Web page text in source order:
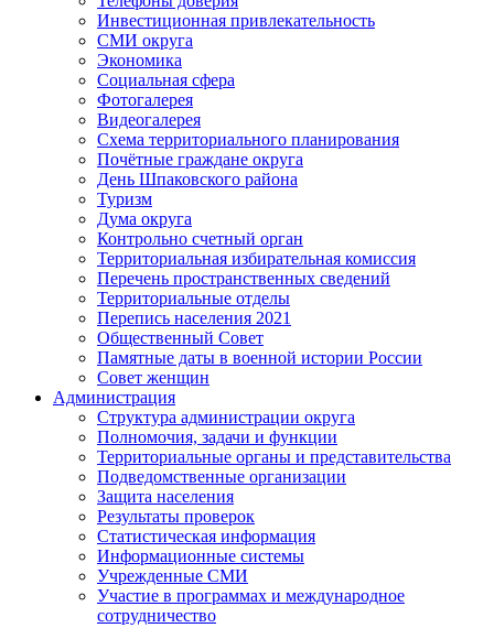
Инвестиционная привлекательность
СМИ округа
Экономика
Социальная сфера
Фотогалерея
Видеогалерея
Схема территориального планирования
Почётные граждане округа
День Шпаковского района
Туризм
Дума округа
Контрольно счетный орган
Территориальная избирательная комиссия
Перечень пространственных сведений
Территориальные отделы
Перепись населения 2021
Общественный Совет
Памятные даты в военной истории России
Совет женщин
Администрация
Структура администрации округа
Полномочия, задачи и функции
Территориальные органы и представительства
Подведомственные организации
Защита населения
Результаты проверок
Статистическая информация
Информационные системы
Учрежденные СМИ
Участие в программах и международное
сотрудничество